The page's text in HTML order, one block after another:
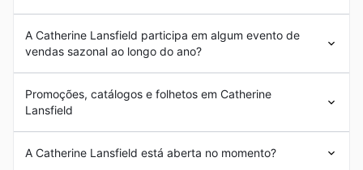
português, sendo uma referência no design de produtos
têxteis-lar. A empresa é reconhecida por oferecer
designs exclusivos que combinam qualidade, tecnologia
e inovação inspirados nas últimas tendências da moda.
Atualmente,
Catherine Lansfield
físicas em Bragança, Vizela, Llaves, Pueblo Real e
A Catherine Lansfield participa em algum evento de
vendas sazonal ao longo do ano?
eventos sazonais de vendas ao longo do ano em
Portugal. Para ficar a par das últimas promoções e
descontos da Catherine Lansfield, consulte
regularmente os nossos folhetos e anúncios semanais.
Promoções, catálogos e folhetos em Catherine
Lansfield
sediada em Ronfe Guimarães, que se dedica ao design,
A Catherine Lansfield está aberta no momento?